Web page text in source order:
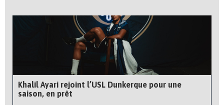
Khalil Ayari rejoint l’USL Dunkerque pour une
saison, en prêt